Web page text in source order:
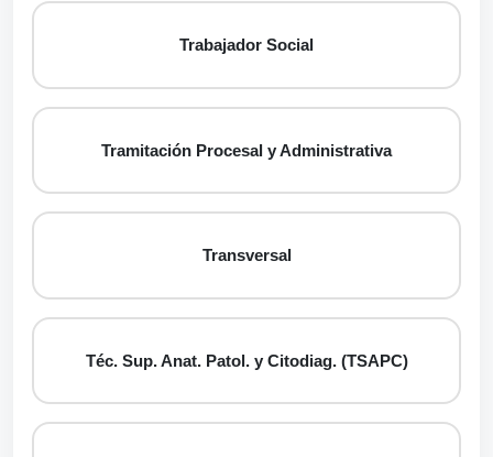
Trabajador Social
Tramitación Procesal y Administrativa
Transversal
Téc. Sup. Anat. Patol. y Citodiag. (TSAPC)